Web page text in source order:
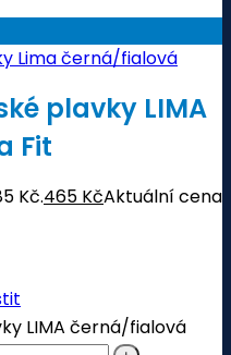
plavky LIMA
Fit
Kč.465 KčAktuální cena
LIMA černá/fialová